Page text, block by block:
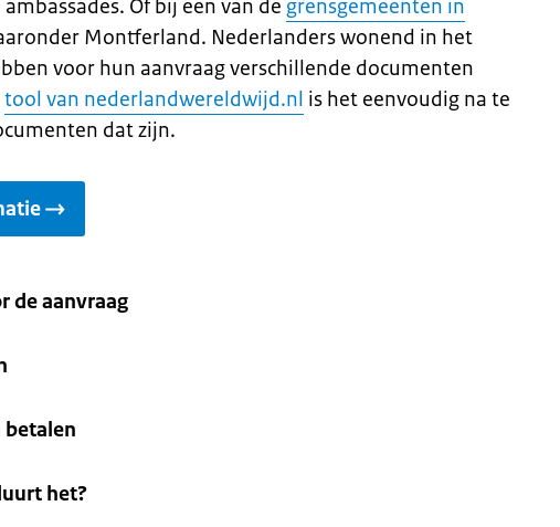
Of bij een van de grensgemeenten in
Montferland. Nederlanders wonend in het
voor hun aanvraag verschillende documenten
tool van nederlandwereldwijd.nl is het eenvoudig na te
dat zijn.
de aanvraag
betalen
het?